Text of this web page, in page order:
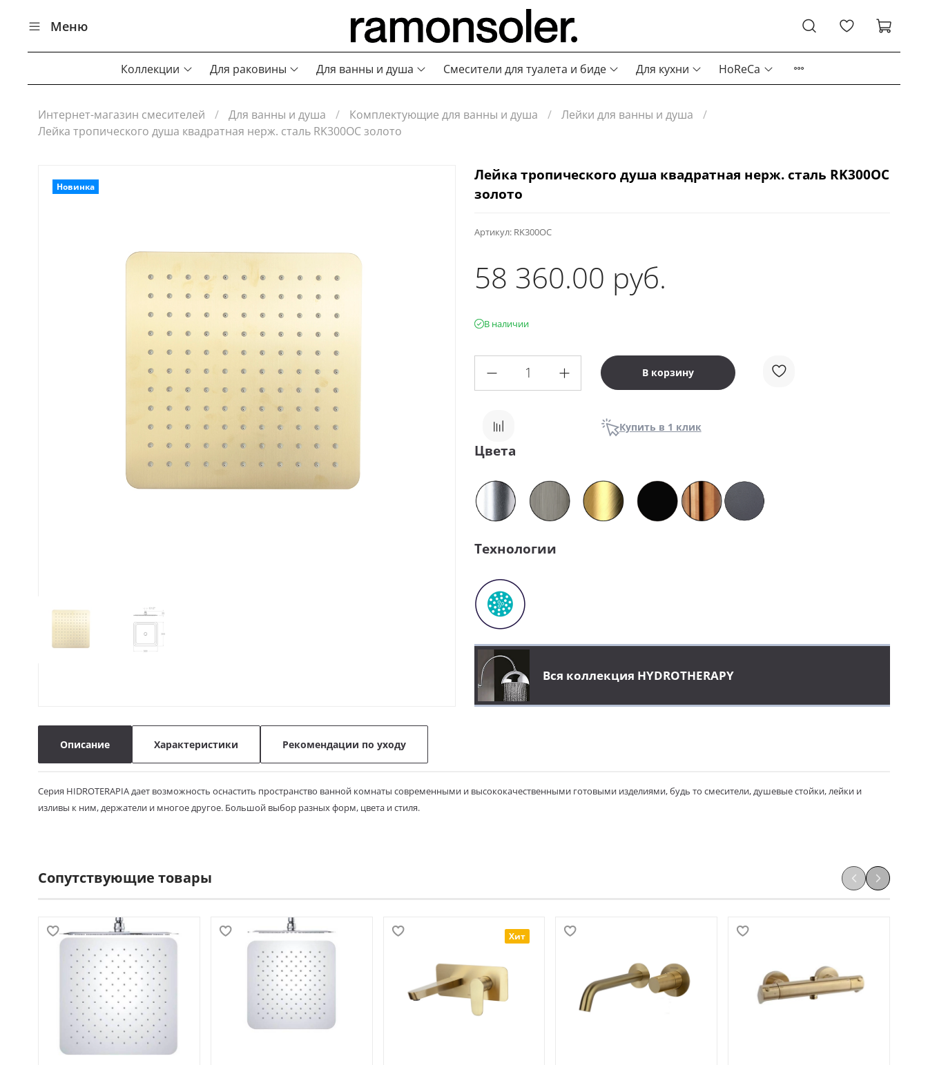
Меню
Коллекции Для раковины Для ванны и душа Смесители для туалета и биде Для кухни HoReCa
Интернет-магазин смесителей Для ванны и душа Комплектующие для ванны и душа
Лейки для ванны и душа
Лейка тропического душа квадратная нерж. сталь RK300OC золото
Новинка
Артикул: RK300OC
В наличии
Лейка тропического душа квадратная нерж. сталь RK300OC
золото
58 360.00 руб.
В корзину
Купить в 1 клик
Цвета
Технологии
Вся коллекция HYDROTHERAPY
Описание Характеристики Рекомендации по уходу
Серия HIDROTERAPIA дает возможность оснастить пространство ванной комнаты современными и высококачественными готовыми изделиями, будь то смесители, душевые стойки, лейки и
изливы к ним, держатели и многое другое. Большой выбор разных форм, цвета и стиля.
Сопутствующие товары
Хит